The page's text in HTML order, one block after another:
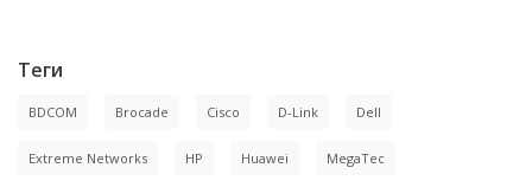
Теги
BDCOM Brocade Cisco D-Link Dell
Extreme Networks HP Huawei MegaTec